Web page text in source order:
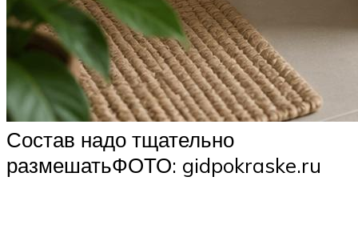
Состав надо тщательно
размешатьФОТО: gidpokraske.ru